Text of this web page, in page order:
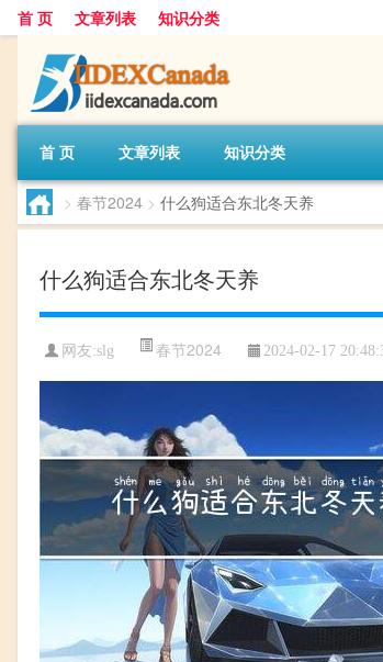
首 页 文章列表 知识分类
首 页 文章列表 知识分类
> 春节2024 > 什么狗适合东北冬天养
什么狗适合东北冬天养
网友:slg 春节2024 2024-02-17